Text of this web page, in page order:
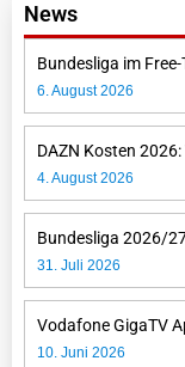
News
Bundesliga im
6. August 2026
DAZN Kosten
4. August 2026
Bundesliga 2026/
31. Juli 2026
Vodafone GigaTV
10. Juni 2026